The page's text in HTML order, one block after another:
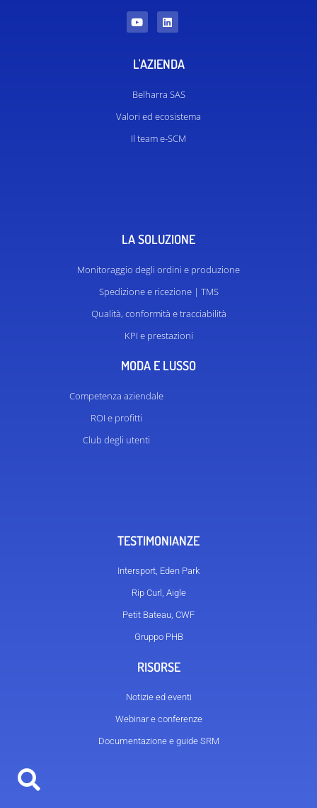
L'AZIENDA
Belharra SAS
Valori ed ecosistema
Il team e-SCM
LA SOLUZIONE
Monitoraggio degli ordini e produzione
Spedizione e ricezione | TMS
Qualità, conformità e tracciabilità
KPI e prestazioni
MODA E LUSSO
Competenza aziendale
ROI e profitti
Club degli utenti
TESTIMONIANZE
Intersport, Eden Park
Rip Curl, Aigle
Petit Bateau, CWF
Gruppo PHB
RISORSE
Notizie ed eventi
Webinar e conferenze
Documentazione e guide SRM